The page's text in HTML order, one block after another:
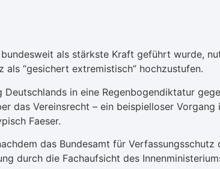
als stärkste Kraft geführt wurde,
“gesichert extremistisch” hochzustufen.
in eine Regenbogendiktatur
das Vereinsrecht – ein beispielloser
Faeser.
das Bundesamt für
durch die Fachaufsicht des